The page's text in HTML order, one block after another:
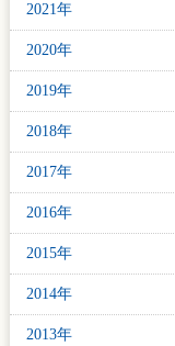
2021年
2020年
2019年
2018年
2017年
2016年
2015年
2014年
2013年